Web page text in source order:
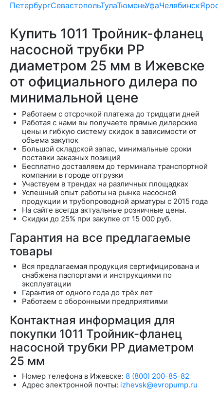
ПетербургСевастопольТулаТюменьУфаЧелябинск
Купить 1011 Тройник-фланец
насосной трубки РР
диаметром 25 мм в Ижевске
от официального дилера по
минимальной цене
Работаем с отсрочкой платежа до тридцати дней
Работая с нами вы получаете прямые дилерские
цены и гибкую систему скидок в зависимости от
объема закупок
Большой складской запас, минимальные сроки
поставки заказных позиций
Бесплатно доставляем до терминала транспортной
компании в городе отгрузки
Участвуем в трендах на различных площадках
Успешный опыт работы на рынке насосной
продукции и трубопроводной арматуры с 2015 года
На сайте всегда актуальные розничные цены.
Скидки до 25% при закупке от 15 000 руб.
Гарантия на все предлагаемые
товары
Вся предлагаемая продукция сертифицирована и
снабжена паспортами и инструкциями по
эксплуатации
Гарантия от одного года до трёх лет
Работаем с оборонными предприятиями
Контактная информация для
покупки 1011 Тройник-фланец
насосной трубки РР диаметром
25 мм
Номер телефона в Ижевске: 8 (800) 200-85-82
Адрес электронной почты: izhevsk@evropump.ru